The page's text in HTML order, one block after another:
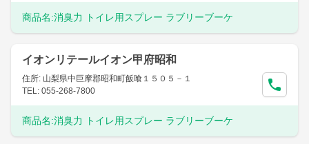
商品名:消臭力 トイレ用スプレー ラブリーブーケ
イオンリテールイオン甲府昭和
住所: 山梨県中巨摩郡昭和町飯喰１５０５－１
TEL: 055-268-7800
商品名:消臭力 トイレ用スプレー ラブリーブーケ